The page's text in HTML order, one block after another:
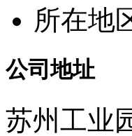
所在地
公司地址
苏州工业